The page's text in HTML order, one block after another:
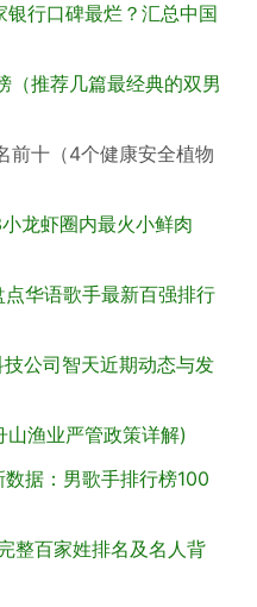
行口碑最烂？汇总中国
（推荐几篇最经典的双男
前十（4个健康安全植物
龙虾圈内最火小鲜肉
华语歌手最新百强排行
公司智天近期动态与发
渔业严管政策详解)
据：男歌手排行榜100
整百家姓排名及名人背